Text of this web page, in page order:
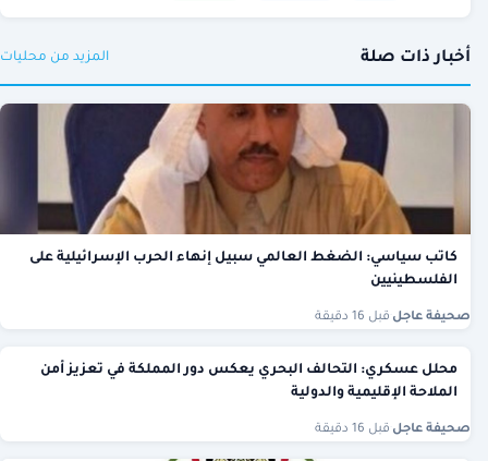
أخبار ذات صلة المزيد من محليات
كاتب سياسي: الضغط العالمي سبيل إنهاء الحرب الإسرائيلية على
الفلسطينيين
صحيفة عاجل قبل 16 دقيقة
محلل عسكري: التحالف البحري يعكس دور المملكة في تعزيز أمن
الملاحة الإقليمية والدولية
صحيفة عاجل قبل 16 دقيقة